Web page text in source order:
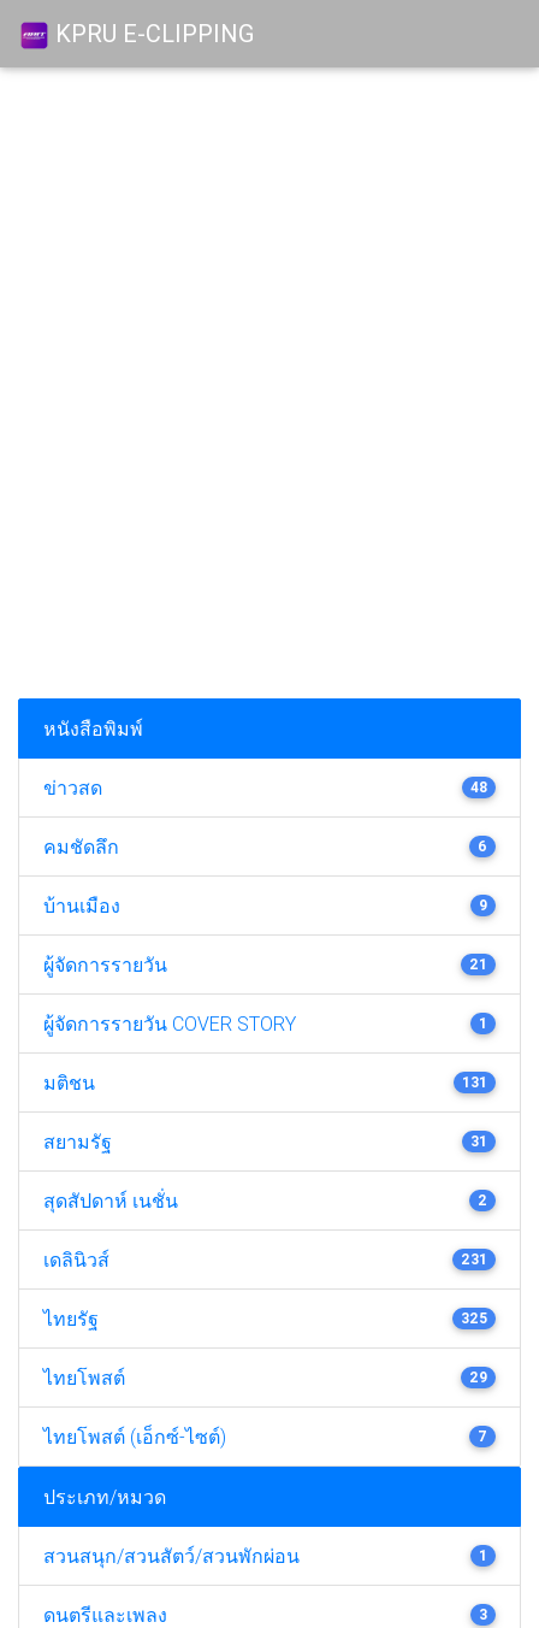
KPRU E-CLIPPING
หนังสือพิมพ์
ข่าวสด 48
คมชัดลึก 6
บ้านเมือง 9
ผู้จัดการรายวัน 21
ผู้จัดการรายวัน COVER STORY 1
มติชน 131
สยามรัฐ 31
สุดสัปดาห์ เนชั่น 2
เดลินิวส์ 231
ไทยรัฐ 325
ไทยโพสต์ 29
ไทยโพสต์ (เอ็กซ์-ไซต์) 7
ประเภท/หมวด
สวนสนุก/สวนสัตว์/สวนพักผ่อน 1
ดนตรีและเพลง 3